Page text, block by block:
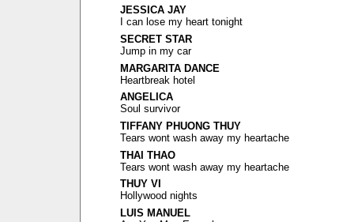
JESSICA JAY
I can lose my heart tonight
SECRET STAR
Jump in my car
MARGARITA DANCE
Heartbreak hotel
ANGELICA
Soul survivor
TIFFANY PHUONG THUY
Tears wont wash away my heartache
THAI THAO
Tears wont wash away my heartache
THUY VI
Hollywood nights
LUIS MANUEL